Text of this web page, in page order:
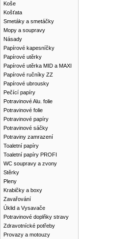
Koše
Košťata
Smetáky a smetáčky
Mopy a soupravy
Násady
Papírové kapesníčky
Papírové utěrky
Papírové utěrka MID a MAXI
Papírové ručníky ZZ
Papírové ubrousky
Pečící papíry
Potravinové Alu. folie
Potravinové folie
Potravinové papíry
Potravinové sáčky
Potraviny zamrazení
Toaletní papíry
Toaletní papíry PROFI
WC soupravy a zvony
Stěrky
Pleny
Krabičky a boxy
Zavařování
Úklid a Vysavače
Potravinové doplňky stravy
Zdravotnícké potřeby
Provazy a motouzy